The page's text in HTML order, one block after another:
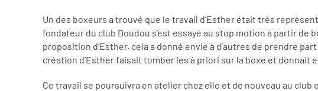
Un des boxeurs a trouvé que le travail d’Esther était très
fondateur du club Doudou s’est essayé au stop motion à partir
proposition d’Esther, cela a donné envie à d’autres de prendre
création d’Esther faisait tomber les à priori sur la boxe et donnait
Ce travail se poursuivra en atelier chez elle et de nouveau au club